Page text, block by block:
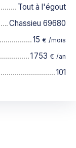
Tout à l'égout
Chassieu 69680
15 € /mois
1 753 € /an
101